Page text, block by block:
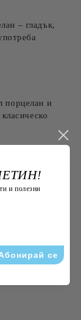
– гладък,
порцелан и
билкови
на топли
чаена
и полезни